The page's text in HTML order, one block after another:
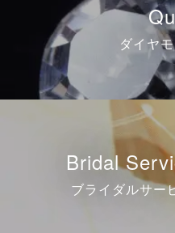
ダイヤ
Bridal
ブライダルサー